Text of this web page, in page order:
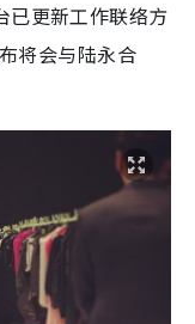
已更新工作联络方
将会与陆永合